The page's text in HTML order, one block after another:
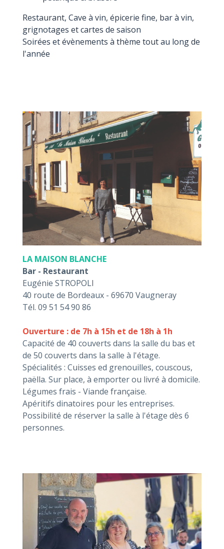
Restaurant, Cave à vin, épicerie fine, bar à vin,
grignotages et cartes de saison
Soirées et évènements à thème tout au long de
l'année
LA MAISON BLANCHE
Bar - Restaurant
Eugénie STROPOLI
40 route de Bordeaux - 69670 Vaugneray
Tél. 09 51 54 90 86
Ouverture : de 7h à 15h et de 18h à 1h
Capacité de 40 couverts dans la salle du bas et
de 50 couverts dans la salle à l'étage.
Spécialités : Cuisses ed grenouilles, couscous,
paëlla. Sur place, à emporter ou livré à domicile.
Légumes frais - Viande française.
Apéritifs dinatoires pour les entreprises.
Possibilité de réserver la salle à l'étage dès 6
personnes.